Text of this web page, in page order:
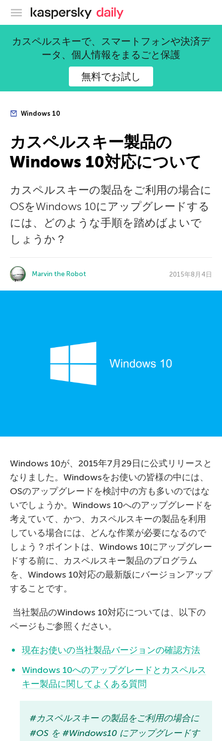
カスペルスキー公式ブログ
カスペルスキーで、スマートフォンや決済デ
ータ、個人情報をまるごと保護
無料でお試し
Windows 10
カスペルスキー製品の
Windows 10対応について
カスペルスキーの製品をご利用の場合に
OSをWindows 10にアップグレードする
には、どのような手順を踏めばよいで
しょうか？
Marvin the Robot 2015年8月4日
Windows 10が、2015年7月29日に公式リリースと
なりました。Windowsをお使いの皆様の中には、
OSのアップグレードを検討中の方も多いのではな
いでしょうか。Windows 10へのアップグレードを
考えていて、かつ、カスペルスキーの製品を利用
している場合には、どんな作業が必要になるので
しょう？ポイントは、Windows 10にアップグレー
ドする前に、カスペルスキー製品のプログラム
を、Windows 10対応の最新版にバージョンアップ
することです。
当社製品のWindows 10対応については、以下の
ページもご参照ください。
現在お使いの当社製品バージョンの確認方法
Windows 10へのアップグレードとカスペルス
キー製品に関してよくある質問
#カスペルスキー の製品をご利用の場合に
#OS を #Windows10 にアップグレードす